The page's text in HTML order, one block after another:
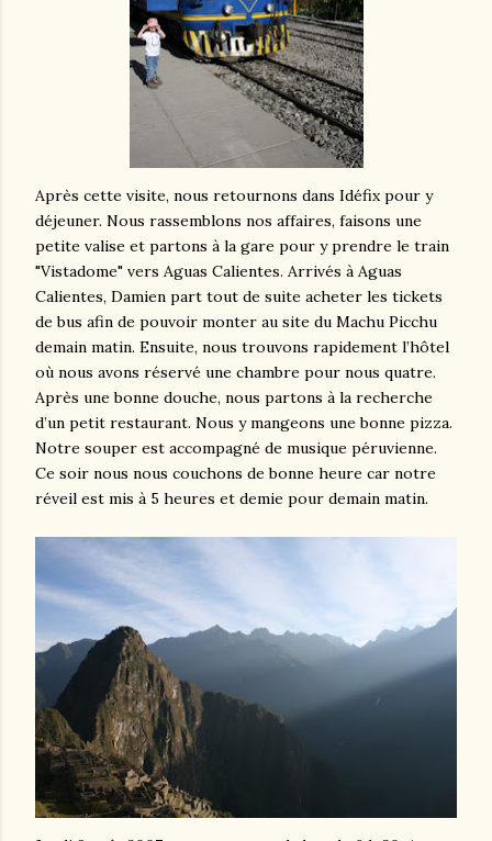
Après cette visite, nous retournons dans Idéfix pour y
déjeuner. Nous rassemblons nos affaires, faisons une
petite valise et partons à la gare pour y prendre le train
"Vistadome" vers Aguas Calientes. Arrivés à Aguas
Calientes, Damien part tout de suite acheter les tickets
de bus afin de pouvoir monter au site du Machu Picchu
demain matin. Ensuite, nous trouvons rapidement l’hôtel
où nous avons réservé une chambre pour nous quatre.
Après une bonne douche, nous partons à la recherche
d’un petit restaurant. Nous y mangeons une bonne pizza.
Notre souper est accompagné de musique péruvienne.
Ce soir nous nous couchons de bonne heure car notre
réveil est mis à 5 heures et demie pour demain matin.